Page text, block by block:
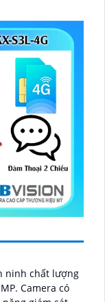
ninh chất lượng
có